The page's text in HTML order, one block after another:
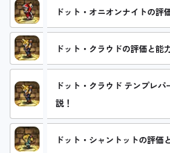
ドット・オニオンナイトの評
ドット・クラウドの評価と能
ドット・クラウド テンプレ
説！
ドット・シャントットの評価